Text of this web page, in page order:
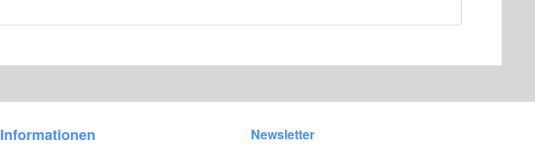
Informationen
Newsletter